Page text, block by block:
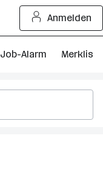
Anmelden
Job-Alarm Merkliste